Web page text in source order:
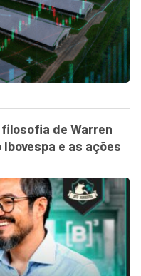
filosofia de Warren
e as ações